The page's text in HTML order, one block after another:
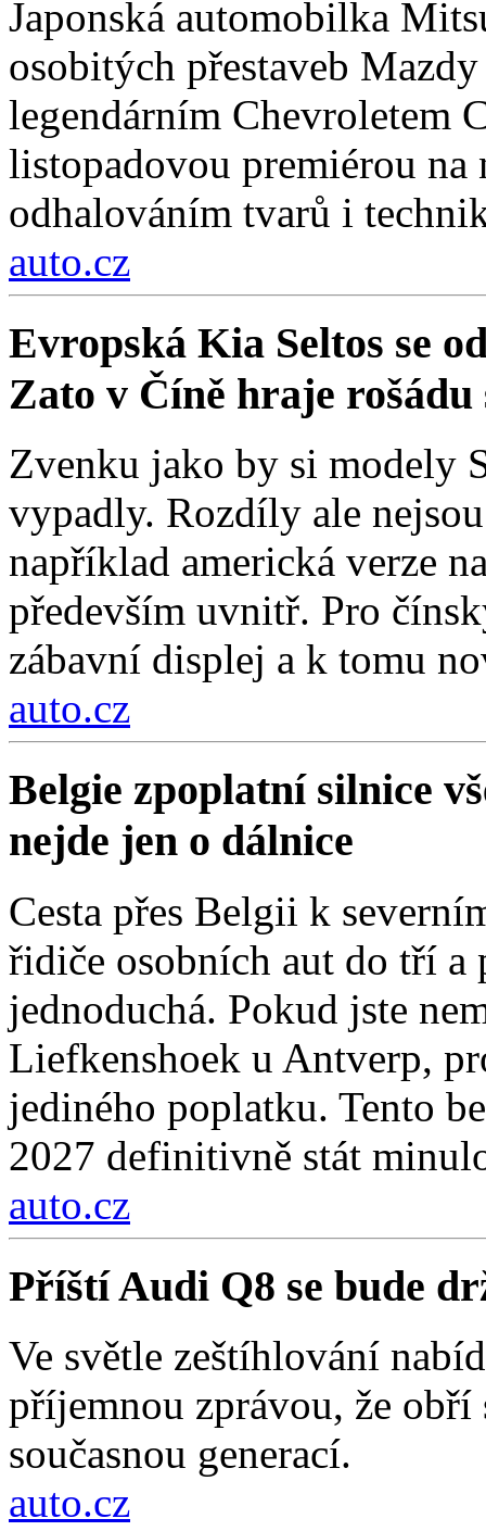
Japonská automobilka
osobitých přestaveb
legendárním Chevroletem
listopadovou premiérou
odhalováním tvarů i
auto.cz
Evropská Kia Seltos se
Zato v Číně hraje
Zvenku jako by si modely
vypadly. Rozdíly ale
například americká verze
především uvnitř. Pro
zábavní displej a k tomu
auto.cz
Belgie zpoplatní silnice
nejde jen o dálnice
Cesta přes Belgii k
řidiče osobních aut do tří
jednoduchá. Pokud jste
Liefkenshoek u Antverp,
jediného poplatku. Tento
2027 definitivně stát
auto.cz
Příští Audi Q8 se bude
Ve světle zeštíhlování
příjemnou zprávou, že
současnou generací.
auto.cz